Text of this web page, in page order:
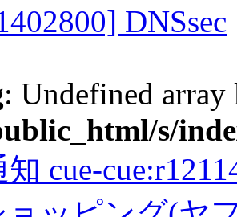
DNSsec
: Undefined
s/
cue-